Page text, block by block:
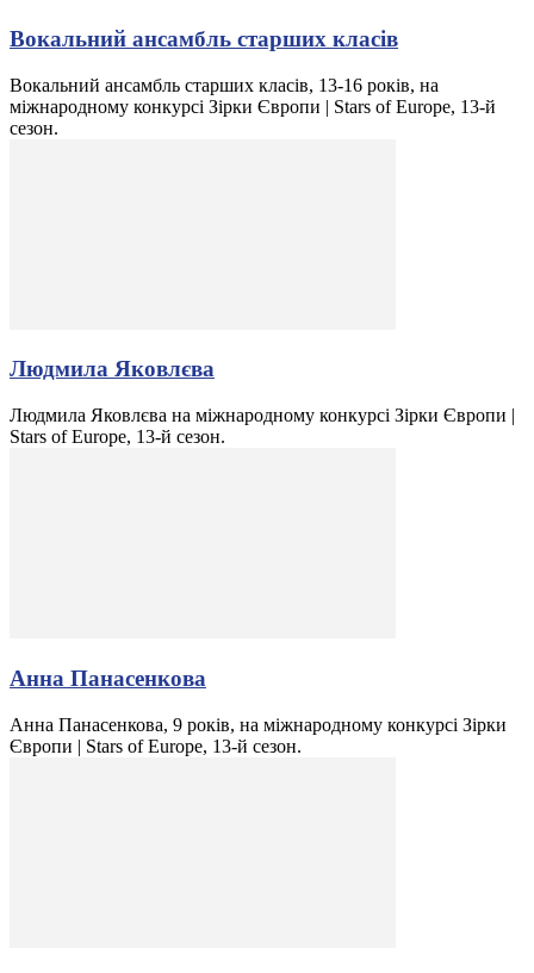
Вокальний ансамбль старших класів
Вокальний ансамбль старших класів, 13-16 років, на
міжнародному конкурсі Зірки Європи | Stars of Europe, 13-й
сезон.
Людмила Яковлєва
Людмила Яковлєва на міжнародному конкурсі Зірки Європи |
Stars of Europe, 13-й сезон.
Анна Панасенкова
Анна Панасенкова, 9 років, на міжнародному конкурсі Зірки
Європи | Stars of Europe, 13-й сезон.